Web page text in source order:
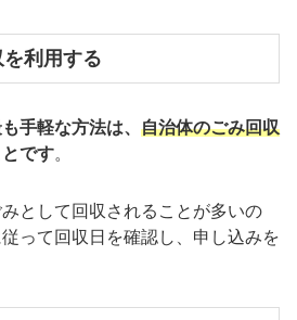
利用する
手軽な方法は、 自治体のごみ回収
とです。
として回収されることが多いの
って回収日を確認し、申し込みを